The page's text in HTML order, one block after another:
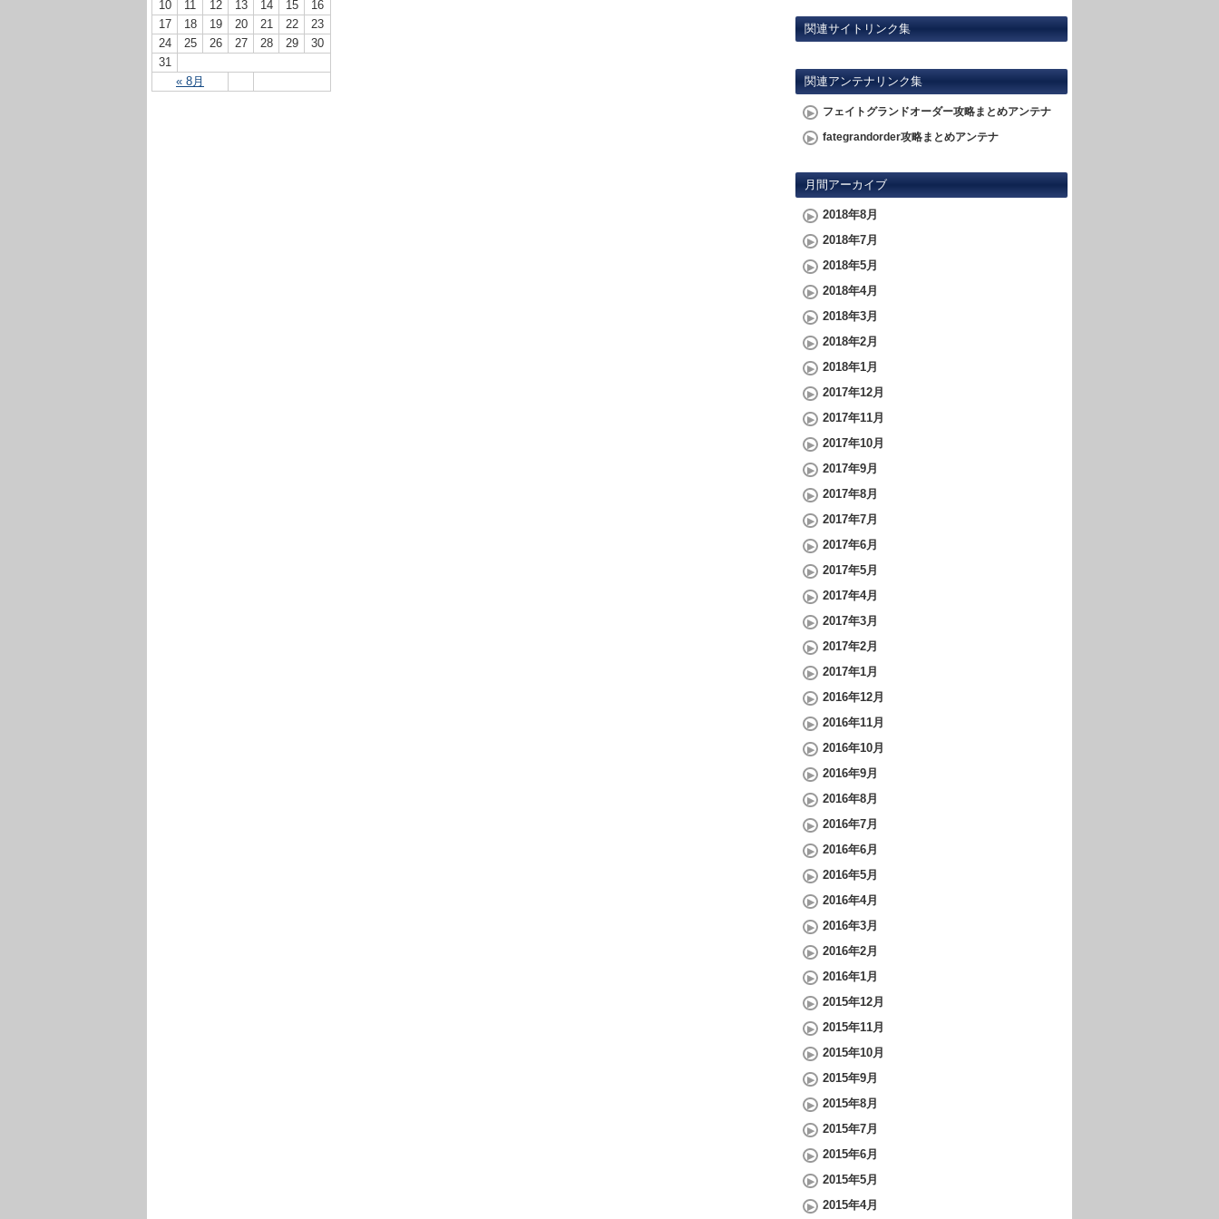
« 8月
10 11 12 13 14 15
16
17
18 19 20 21 22
23
24
25 26 27 28 29
30
31
関連サイトリンク集
関連アンテナリンク集
フェイトグランドオーダー攻略まとめアンテナ
fategrandorder攻略まとめアンテナ
月間アーカイブ
2018年8月
2018年7月
2018年5月
2018年4月
2018年3月
2018年2月
2018年1月
2017年12月
2017年11月
2017年10月
2017年9月
2017年8月
2017年7月
2017年6月
2017年5月
2017年4月
2017年3月
2017年2月
2017年1月
2016年12月
2016年11月
2016年10月
2016年9月
2016年8月
2016年7月
2016年6月
2016年5月
2016年4月
2016年3月
2016年2月
2016年1月
2015年12月
2015年11月
2015年10月
2015年9月
2015年8月
2015年7月
2015年6月
2015年5月
2015年4月